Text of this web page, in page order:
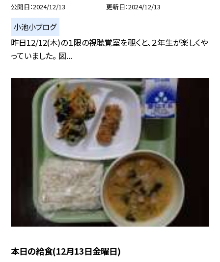
公開日 2024/12/13 更新日 2024/12/13
小池小ブログ
昨日12/12(木)の１限の視聴覚室を覗くと、２年生が楽しくや
っていました。 図...
本日の給食(12月13日金曜日)